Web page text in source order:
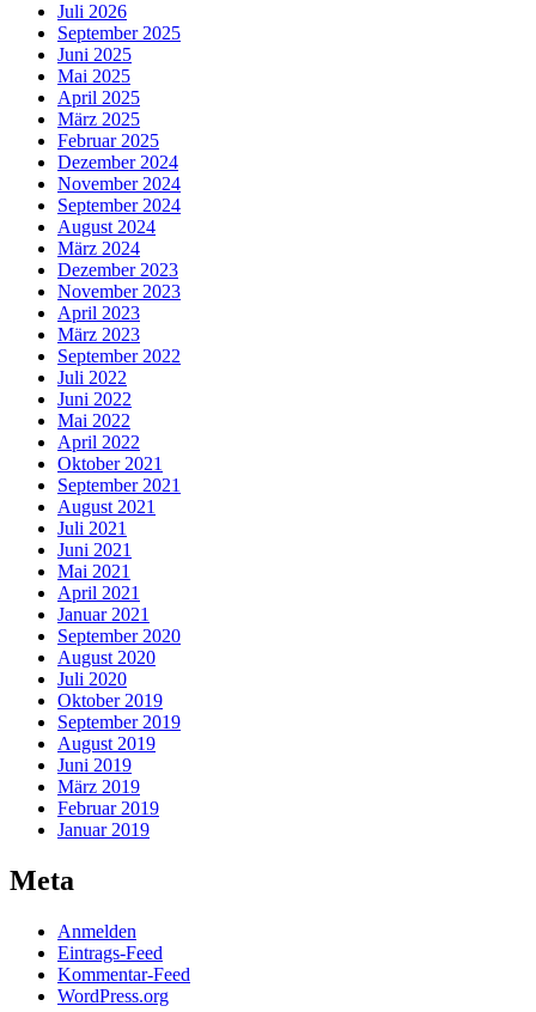
Juli 2026
September 2025
Juni 2025
Mai 2025
April 2025
März 2025
Februar 2025
Dezember 2024
November 2024
September 2024
August 2024
März 2024
Dezember 2023
November 2023
April 2023
März 2023
September 2022
Juli 2022
Juni 2022
Mai 2022
April 2022
Oktober 2021
September 2021
August 2021
Juli 2021
Juni 2021
Mai 2021
April 2021
Januar 2021
September 2020
August 2020
Juli 2020
Oktober 2019
September 2019
August 2019
Juni 2019
März 2019
Februar 2019
Januar 2019
Meta
Anmelden
Eintrags-Feed
Kommentar-Feed
WordPress.org